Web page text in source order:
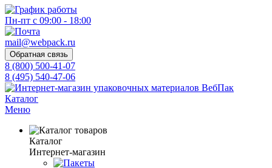
Пн-пт с 09:00 - 18:00
mail@webpack.ru
Обратная связь
8 (800) 500-41-07
8 (495) 540-47-06
Каталог
Меню
Каталог
Интернет-магазин